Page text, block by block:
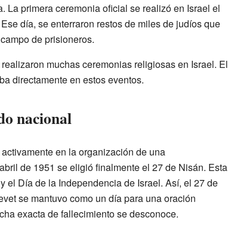
La primera ceremonia oficial se realizó en Israel el
día, se enterraron restos de miles de judíos que
de prisioneros.
muchas ceremonias religiosas en Israel. El
directamente en estos eventos.
nacional
en la organización de una
de 1951 se eligió finalmente el 27 de Nisán. Esta
el Día de la Independencia de Israel. Así, el 27 de
se mantuvo como un día para una oración
exacta de fallecimiento se desconoce.